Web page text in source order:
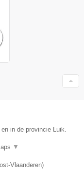
in de provincie Luik.
▼
Vlaanderen)